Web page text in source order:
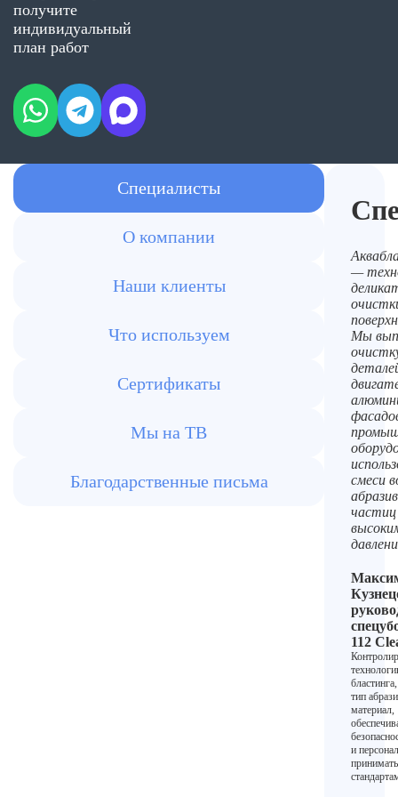
получите
индивидуальный
план работ
Специалисты
О компании
Наши клиенты
Что используем
Сертификаты
Мы на ТВ
Благодарственные письма
—
Мы
смеси
112
тип
материал,
и